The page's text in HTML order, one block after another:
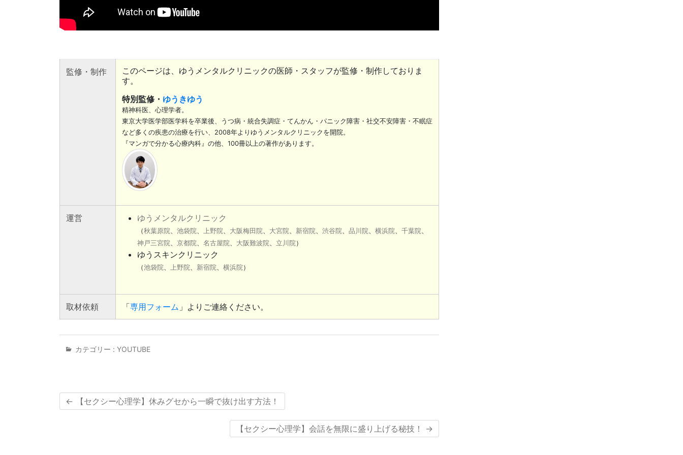
監修・制作
このページは、ゆうメンタルクリニックの医師・スタッフが監修・制作しておりま
す。
特別監修・ ゆうきゆう
精神科医、心理学者。
東京大学医学部医学科を卒業後、うつ病・統合失調症・てんかん・パニック障害・社交不安障害・不眠症
など多くの疾患の治療を行い、2008年よりゆうメンタルクリニックを開院。
『マンガで分かる心療内科』の他、100冊以上の著作があります。
運営 ゆうメンタルクリニック
（秋葉原院、 池袋院、 上野院、 大阪梅田院、 大宮院、 新宿院、 渋谷院、 品川院、 横浜院、 千葉院、
神戸三宮院、 京都院、 名古屋院、 大阪難波院、 立川院）
ゆうスキンクリニック
（池袋院、 上野院、 新宿院、 横浜院）
取材依頼 「専用フォーム 」よりご連絡ください。
カテゴリー : YOUTUBE
← 【セクシー心理学】休みグセから一瞬で抜け出す方法！
【セクシー心理学】会話を無限に盛り上げる秘技！ →